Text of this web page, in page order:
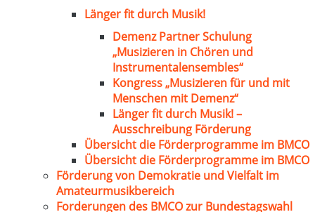
Länger fit durch Musik!
Demenz Partner Schulung
„Musizieren in Chören und
Instrumentalensembles“
Kongress „Musizieren für und mit
Menschen mit Demenz“
Länger fit durch Musik! –
Ausschreibung Förderung
Übersicht die Förderprogramme im BMCO
Übersicht die Förderprogramme im BMCO
Förderung von Demokratie und Vielfalt im
Amateurmusikbereich
Forderungen des BMCO zur Bundestagswahl